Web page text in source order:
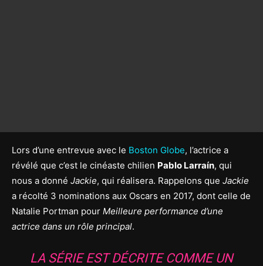
Lors d’une entrevue avec le Boston Globe, l’actrice a
révélé que c’est le cinéaste chilien Pablo Larraín, qui
nous a donné Jackie, qui réalisera. Rappelons que Jackie
a récolté 3 nominations aux Oscars en 2017, dont celle de
Natalie Portman pour Meilleure performance d’une
actrice dans un rôle principal.
LA SÉRIE EST DÉCRITE COMME UN